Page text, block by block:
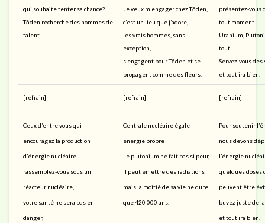
qui souhaite tenter sa chance?
Tōden recherche des hommes de
talent.
Je veux m’engager chez Tōden,
c’est un lieu que j’adore,
les vrais hommes, sans
exception,
s’engagent pour Tōden et se
propagent comme des fleurs.
présentez-vous
tout moment.
Uranium,
tout
Servez-vous
et tout ira bien.
[refrain]
Ceux d’entre vous qui
encouragez la production
d’énergie nucléaire
rassemblez-vous sous un
réacteur nucléaire,
votre santé ne sera pas en
danger,
[refrain]
Centrale nucléaire égale
énergie propre
Le plutonium ne fait pas si peur,
il peut émettre des radiations
mais la moitié de sa vie ne dure
que 420 000 ans.
[refrain]
Pour soutenir
nous devons
l’énergie
quelques doses
peuvent être
buvez juste de
et tout ira bien.